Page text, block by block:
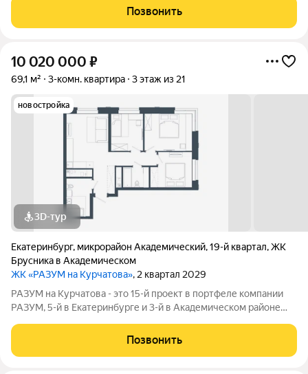
застройщика Девелопмент-Юг. Современные планировки,
просторные комнаты, панорамные окна и
Позвонить
10 020 000 ₽
69,1 м² 3-комн. квартира 3 этаж из 21
новостройка
3D-тур
Екатеринбург, микрорайон Академический,19-й квартал,ЖК
Брусника в Академическом
ЖК «РАЗУМ на Курчатова», 2 квартал 2029
РАЗУМ на Курчатова - это 15-й проект в портфеле компании
РАЗУМ, 5-й в Екатеринбурге и 3-й в Академическом районе
состоит из шести секций, архитектура которых ориентирована
на сохранение визуальной
Позвонить